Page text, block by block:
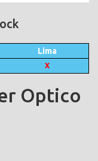
Lima
X
Optico